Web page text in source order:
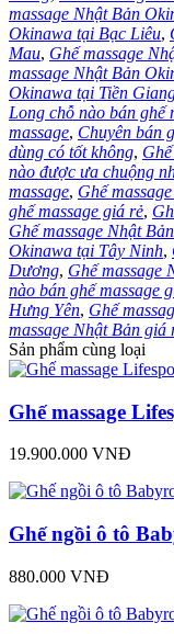
massage Nhật Bản
Okinawa tại Bạc Liêu,
Mau, Ghế massage
massage Nhật Bản
Okinawa tại Tiền
Long chỗ nào bán ghế
massage, Chuyên bán
dùng có tốt không,
nào được ưa chuộng
massage, Ghế
ghế massage giá rẻ,
Ghế massage Nhật
Okinawa tại Tây Ninh,
Dương, Ghế massage
nào bán ghế massage
Hưng Yên, Ghế
massage Nhật Bản
Sản phẩm cùng loại
Ghế massage
19.900.000 VNĐ
Ghế ngồi ô tô
880.000 VNĐ